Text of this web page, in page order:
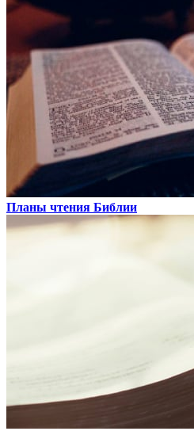
Планы чтения Библии